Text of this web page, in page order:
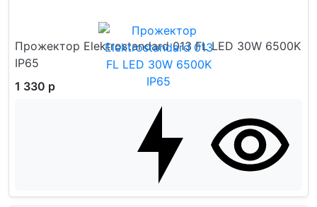
Прожектор Elektrostandard 013 FL LED 30W 6500K
IP65
1 330 р